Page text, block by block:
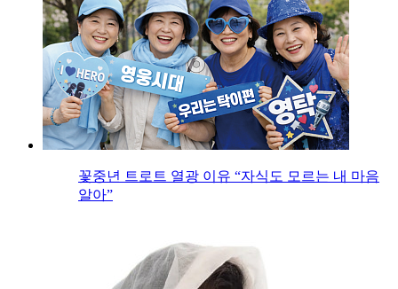
꽃중년 트로트 열광 이유 “자식도 모르는 내 마음
알아”